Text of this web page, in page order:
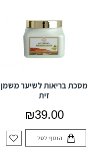
מסכת בריאות לשיער משמן
זית
₪39.00
הוסף לסל